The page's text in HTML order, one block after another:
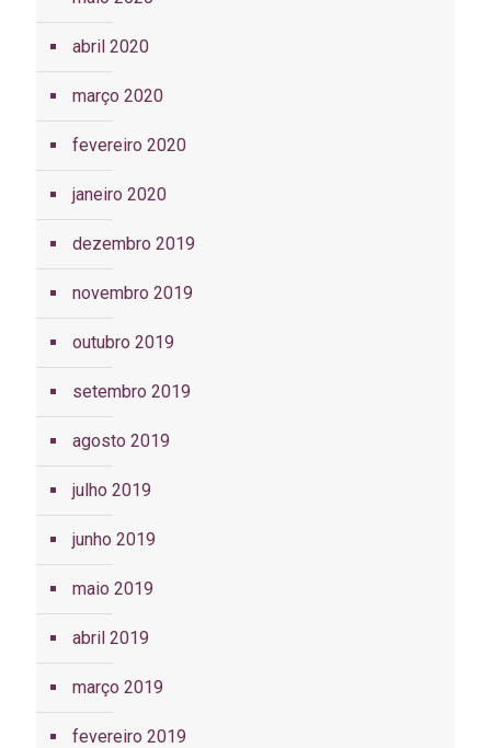
abril 2020
março 2020
fevereiro 2020
janeiro 2020
dezembro 2019
novembro 2019
outubro 2019
setembro 2019
agosto 2019
julho 2019
junho 2019
maio 2019
abril 2019
março 2019
fevereiro 2019